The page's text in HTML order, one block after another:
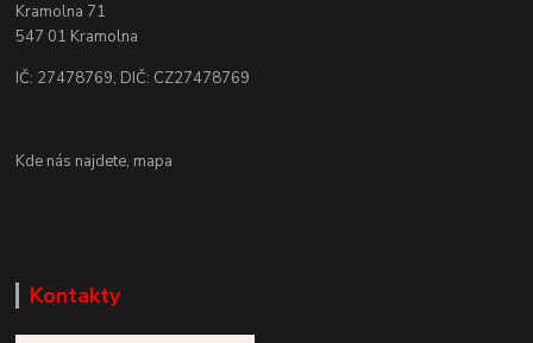
Kramolna 71
547 01 Kramolna
IČ: 27478769, DIČ: CZ27478769
Kde nás najdete, mapa
Kontakty